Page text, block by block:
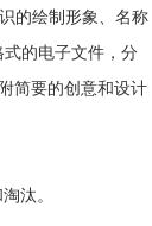
的绘制形象、名称
的电子文件，分
简要的创意和设计
汰。